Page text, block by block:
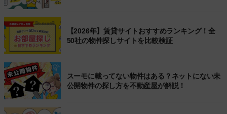
【2026年】賃貸サイトおすすめランキング！全
50社の物件探しサイトを比較検証
スーモに載ってない物件はある？ネットにない未
公開物件の探し方を不動産屋が解説！